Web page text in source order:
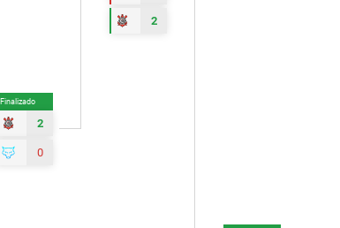
2
Finalizado
2
0